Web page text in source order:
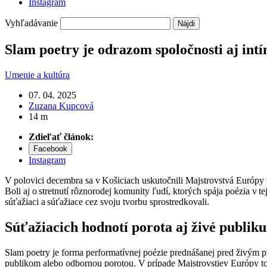
Instagram
Vyhľadávanie
Slam poetry je odrazom spoločnosti aj
Umenie a kultúra
07. 04. 2025
Zuzana Kupcová
14 m
Zdieľať článok:
Facebook
Instagram
V polovici decembra sa v Košiciach uskutočnili Majstrovstvá
Boli aj o stretnutí rôznorodej komunity ľudí, ktorých spája poézia v
súťažiaci a súťažiace cez svoju tvorbu sprostredkovali.
Súťažiacich hodnotí porota aj živé
Slam poetry je forma performatívnej poézie prednášanej pred
publikom alebo odbornou porotou. V prípade Majstrovstiev Európy